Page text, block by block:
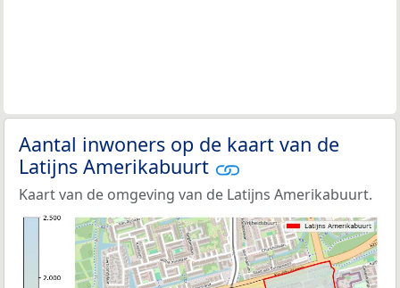
Aantal inwoners op de kaart van de
Latijns Amerikabuurt
Kaart van de omgeving van de Latijns Amerikabuurt.